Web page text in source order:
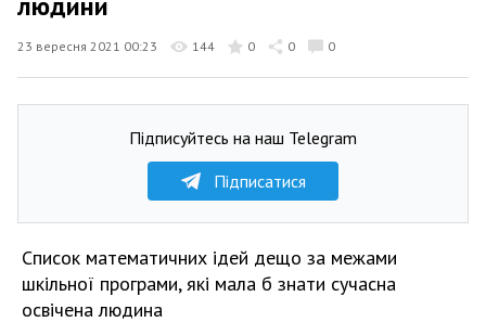
23 вересня 2021 00:23 144 0 0 0
Підписуйтесь на наш Telegram
Підписатися
Список математичних ідей дещо за межами
шкільної програми, які мала б знати сучасна
освічена людина